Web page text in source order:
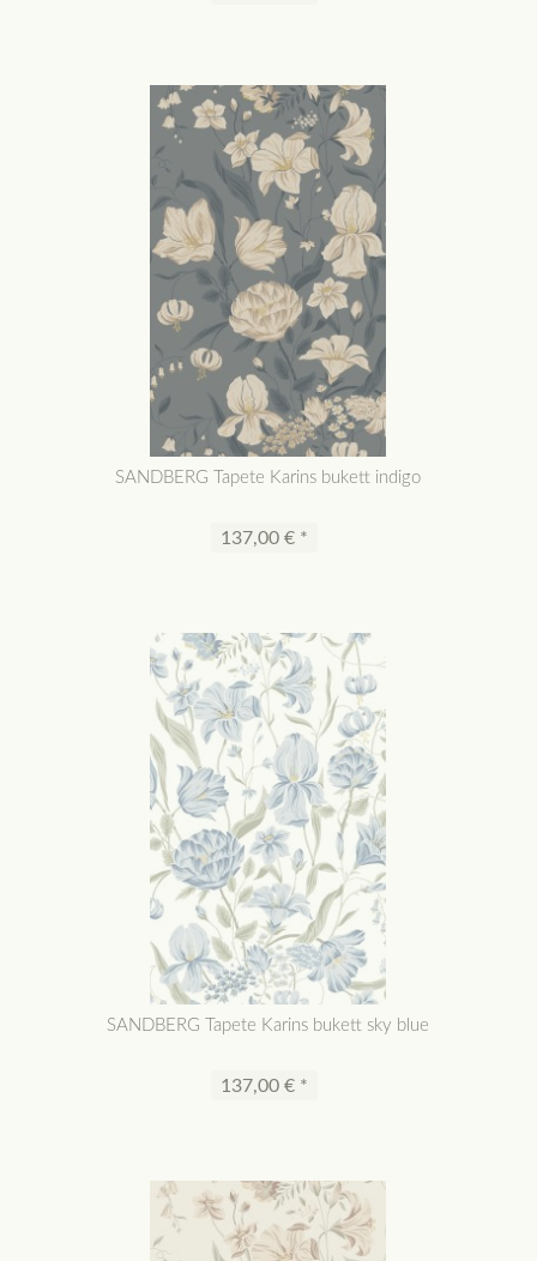
SANDBERG Tapete Karins bukett indigo
137,00 € *
SANDBERG Tapete Karins bukett sky blue
137,00 € *